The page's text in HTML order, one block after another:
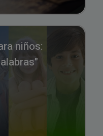
niños: